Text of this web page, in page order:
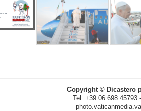
Copyright © Dicastero
Tel: +39.06.698.45793